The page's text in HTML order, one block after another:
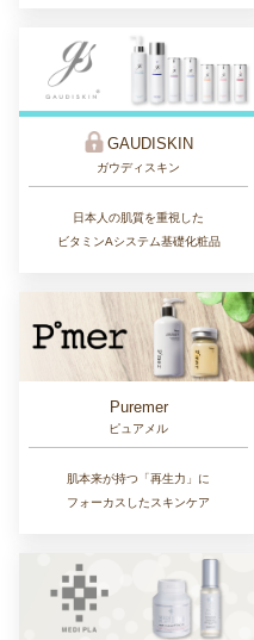
GAUDISKIN
ガウディスキン
日本人の肌質を重視した
ビタミンAシステム基礎化粧品
Puremer
ピュアメル
肌本来が持つ「再生力」に
フォーカスしたスキンケア